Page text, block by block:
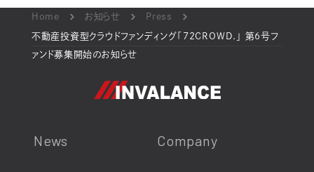
Home お知らせ Press
不動産投資型クラウドファンディング「72CROWD.」 第6号フ
ァンド募集開始のお知らせ
News Company